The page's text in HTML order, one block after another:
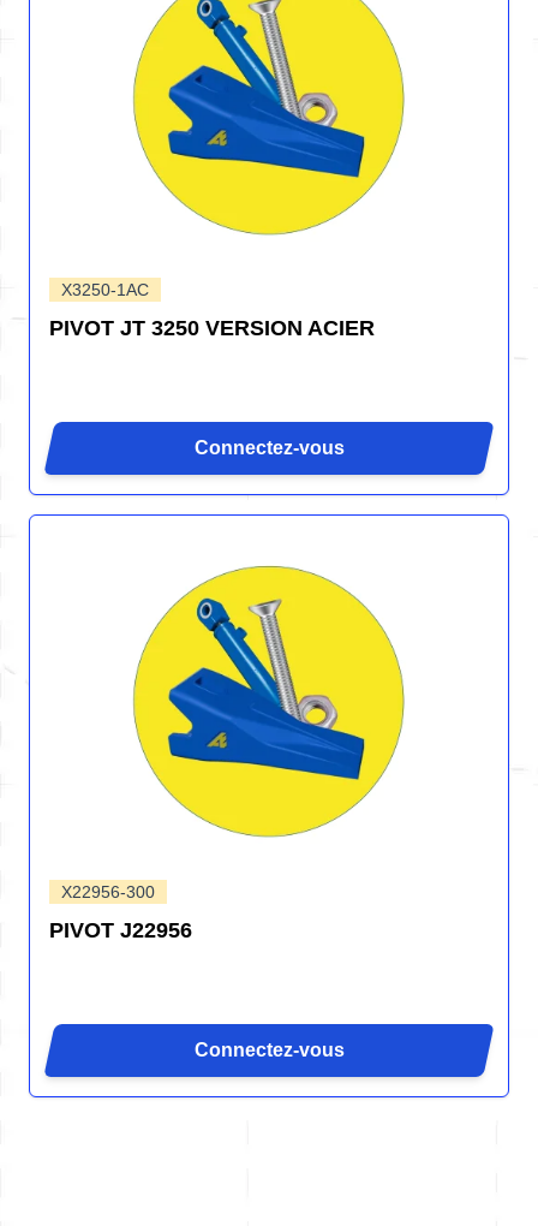
X3250-1AC
PIVOT JT 3250 VERSION ACIER
Connectez-vous
X22956-300
PIVOT J22956
Connectez-vous